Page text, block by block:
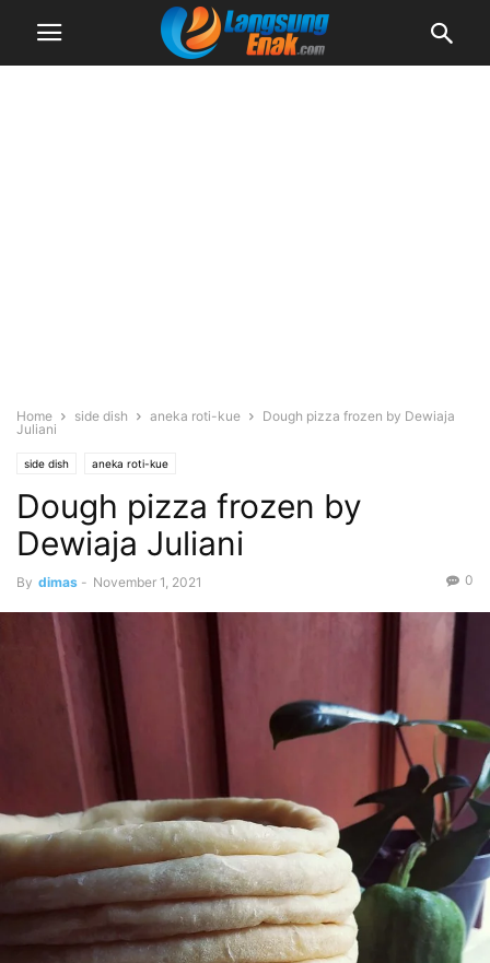
Home side dish aneka roti-kue
Dough pizza frozen by Dewiaja
Juliani
side dish aneka roti-kue
Dough pizza frozen by
Dewiaja Juliani
By dimas - November 1, 2021 0